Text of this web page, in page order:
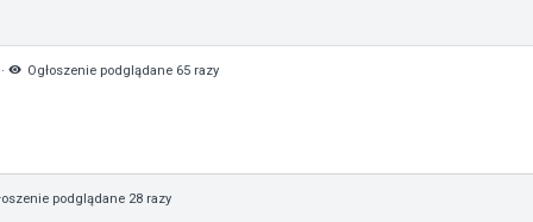
· Ogłoszenie podglądane 65 razy
podglądane 28 razy